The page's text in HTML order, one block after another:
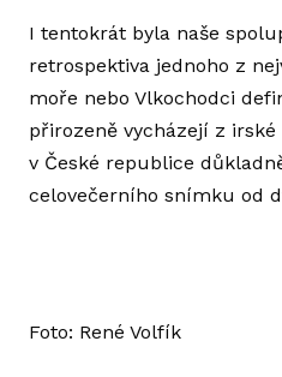
I tentokrát byla naše
retrospektiva jednoho z
moře nebo Vlkochodci
přirozeně vycházejí z
v České republice
celovečerního snímku od
Foto: René Volfík